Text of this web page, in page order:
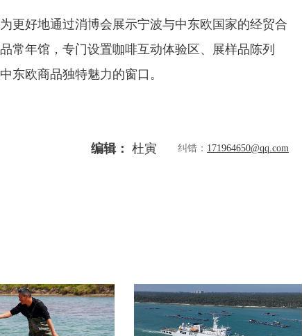
更好地通过消博会展示宁波与中东欧国家的经贸合
常年馆，专门设置咖啡互动体验区、展样品陈列
东欧商品独特魅力的窗口。
编辑： 杜寅 纠错： 171964650@qq.com